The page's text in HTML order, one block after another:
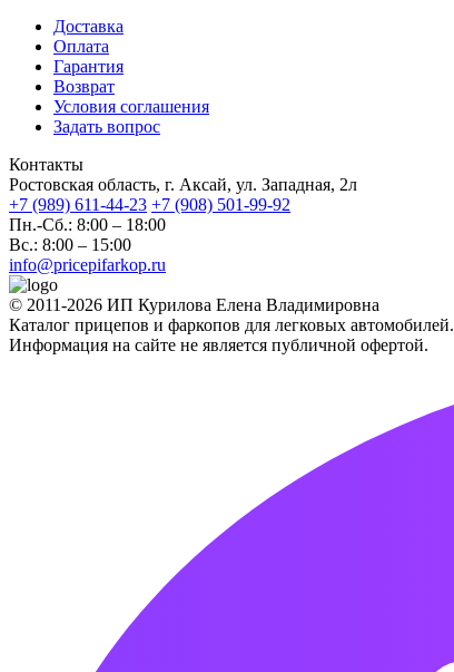
Доставка
Оплата
Гарантия
Возврат
Условия соглашения
Задать вопрос
Контакты
Ростовская область, г. Аксай, ул. Западная, 2л
+7 (989) 611-44-23 +7 (908) 501-99-92
Пн.-Сб.: 8:00 – 18:00
Вс.: 8:00 – 15:00
info@pricepifarkop.ru
© 2011-2026 ИП Курилова Елена Владимировна
Каталог прицепов и фаркопов для легковых автомобилей.
Информация на сайте не является публичной офертой.